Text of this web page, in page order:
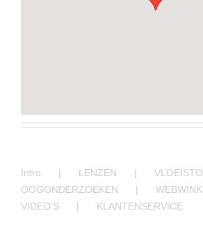
Intro LENZEN
OOGONDERZOEKEN
VIDEO’S
KLANTENSERVICE